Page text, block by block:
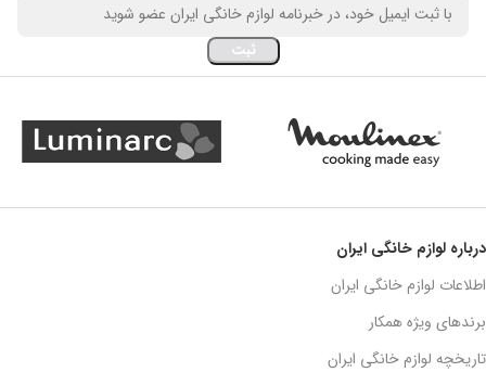
درباره لوازم خانگی ایران
اطلاعات لوازم خانگی ایران
برندهای ویژه همکار
تاریخچه لوازم خانگی ایران